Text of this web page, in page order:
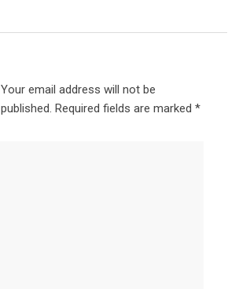
Your email address will not be
published. Required fields are marked *